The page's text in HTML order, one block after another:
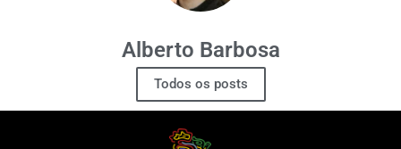
Alberto Barbosa
Todos os posts